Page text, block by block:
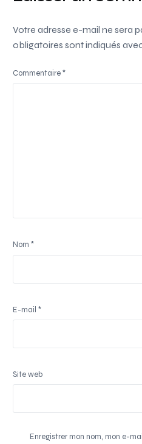
Votre adresse e-mail ne sera
obligatoires sont indiqués
Commentaire*
Nom*
E-mail*
Site web
Enregistrer mon nom, mon e-